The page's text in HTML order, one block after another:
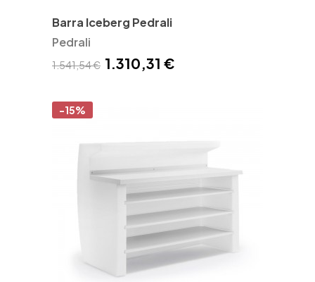
Barra Iceberg Pedrali
Pedrali
1.541,54 € 1.310,31 €
-15%